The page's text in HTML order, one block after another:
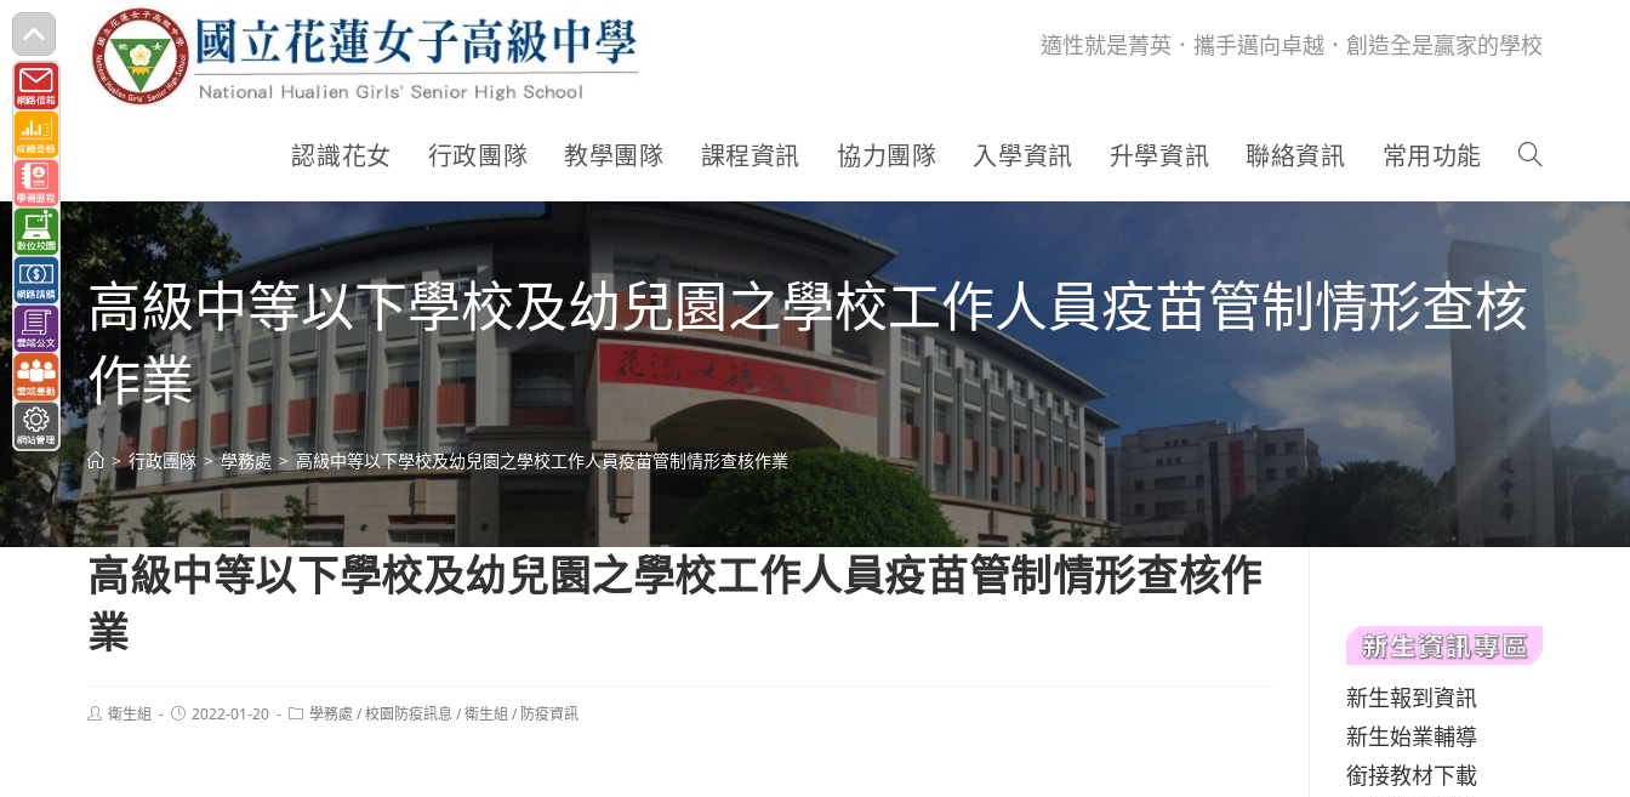
跳
轉
至
主
要
內
容
適性就是菁英．攜手邁向卓越．創造全是贏家的學校
認識花女 行政團隊 教學團隊 課程資訊 協力團隊 入學資訊 升學資訊 聯絡資訊 常用功能
高級中等以下學校及幼兒園之學校工作人員疫苗管制情形查核
作業
> 行政團隊 > 學務處 > 高級中等以下學校及幼兒園之學校工作人員疫苗管制情形查核作業
高級中等以下學校及幼兒園之學校工作人員疫苗管制情形查核作
業
Post衛生組
Post2022-01-20
Post學務處 /校園防疫訊息 /衛生組 / 防疫資訊
新生報到資訊
新生始業輔導
銜接教材下載